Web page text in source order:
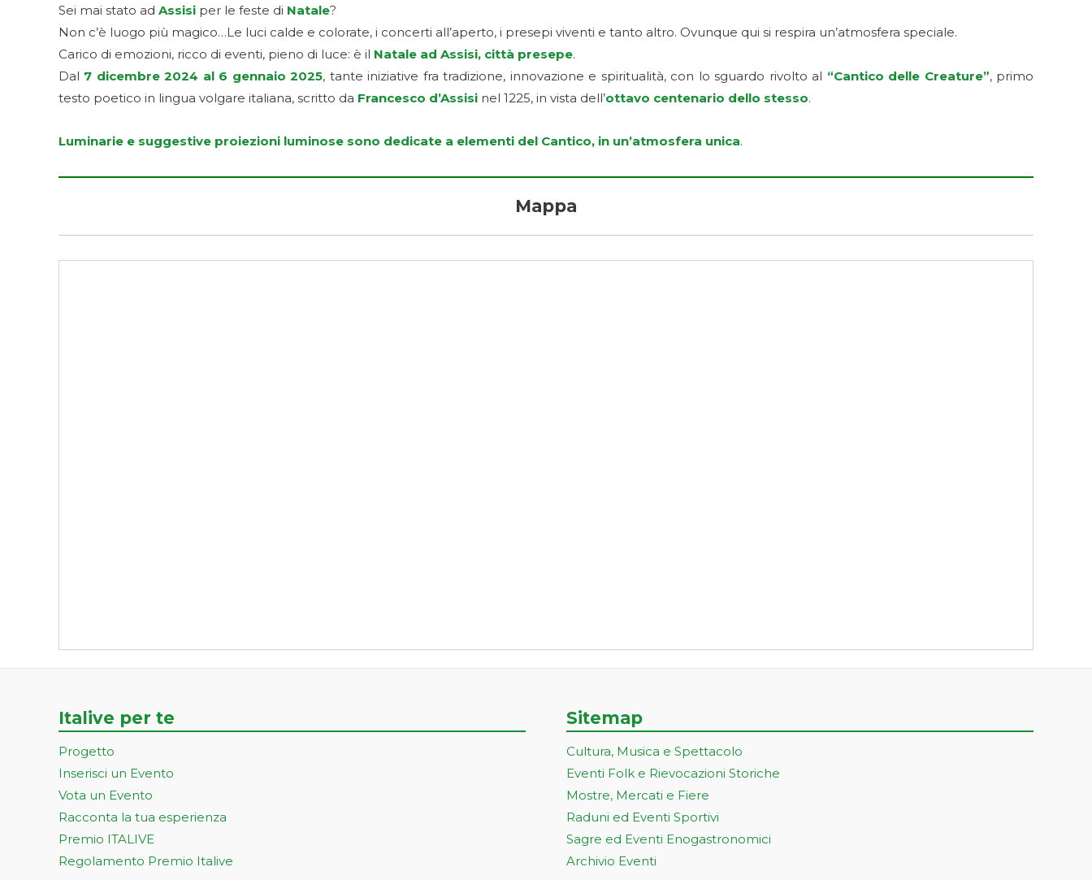
Sei mai stato ad Assisi per le feste di Natale?
Non c’è luogo più magico…Le luci calde e colorate, i concerti all’aperto, i presepi viventi e tanto altro. Ovunque qui si respira un’atmosfera speciale.
Carico di emozioni, ricco di eventi, pieno di luce: è il Natale ad Assisi, città presepe.
Dal 7 dicembre 2024 al 6 gennaio 2025, tante iniziative fra tradizione, innovazione e spiritualità, con lo sguardo rivolto al “Cantico delle Creature”, primo
testo poetico in lingua volgare italiana, scritto da Francesco d’Assisi nel 1225, in vista dell’ottavo centenario dello stesso.
Luminarie e suggestive proiezioni luminose sono dedicate a elementi del Cantico, in un’atmosfera unica.
Mappa
Italive per te
Progetto
Inserisci un Evento
Vota un Evento
Racconta la tua esperienza
Premio ITALIVE
Regolamento Premio Italive
Sitemap
Cultura, Musica e Spettacolo
Eventi Folk e Rievocazioni Storiche
Mostre, Mercati e Fiere
Raduni ed Eventi Sportivi
Sagre ed Eventi Enogastronomici
Archivio Eventi